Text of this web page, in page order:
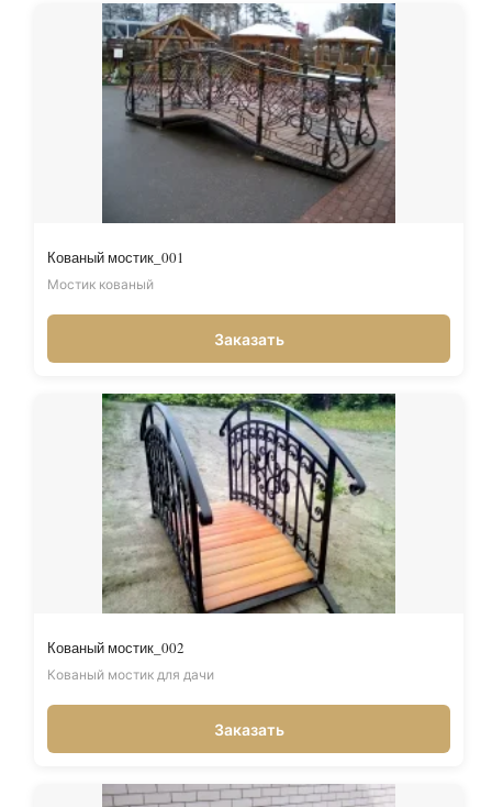
Кованый мостик_001
Мостик кованый
Заказать
Кованый мостик_002
Кованый мостик для дачи
Заказать